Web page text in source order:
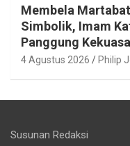
Membela
Simbolik, Imam
Panggung
4 Agustus 2026 Philip
Susunan Redaksi